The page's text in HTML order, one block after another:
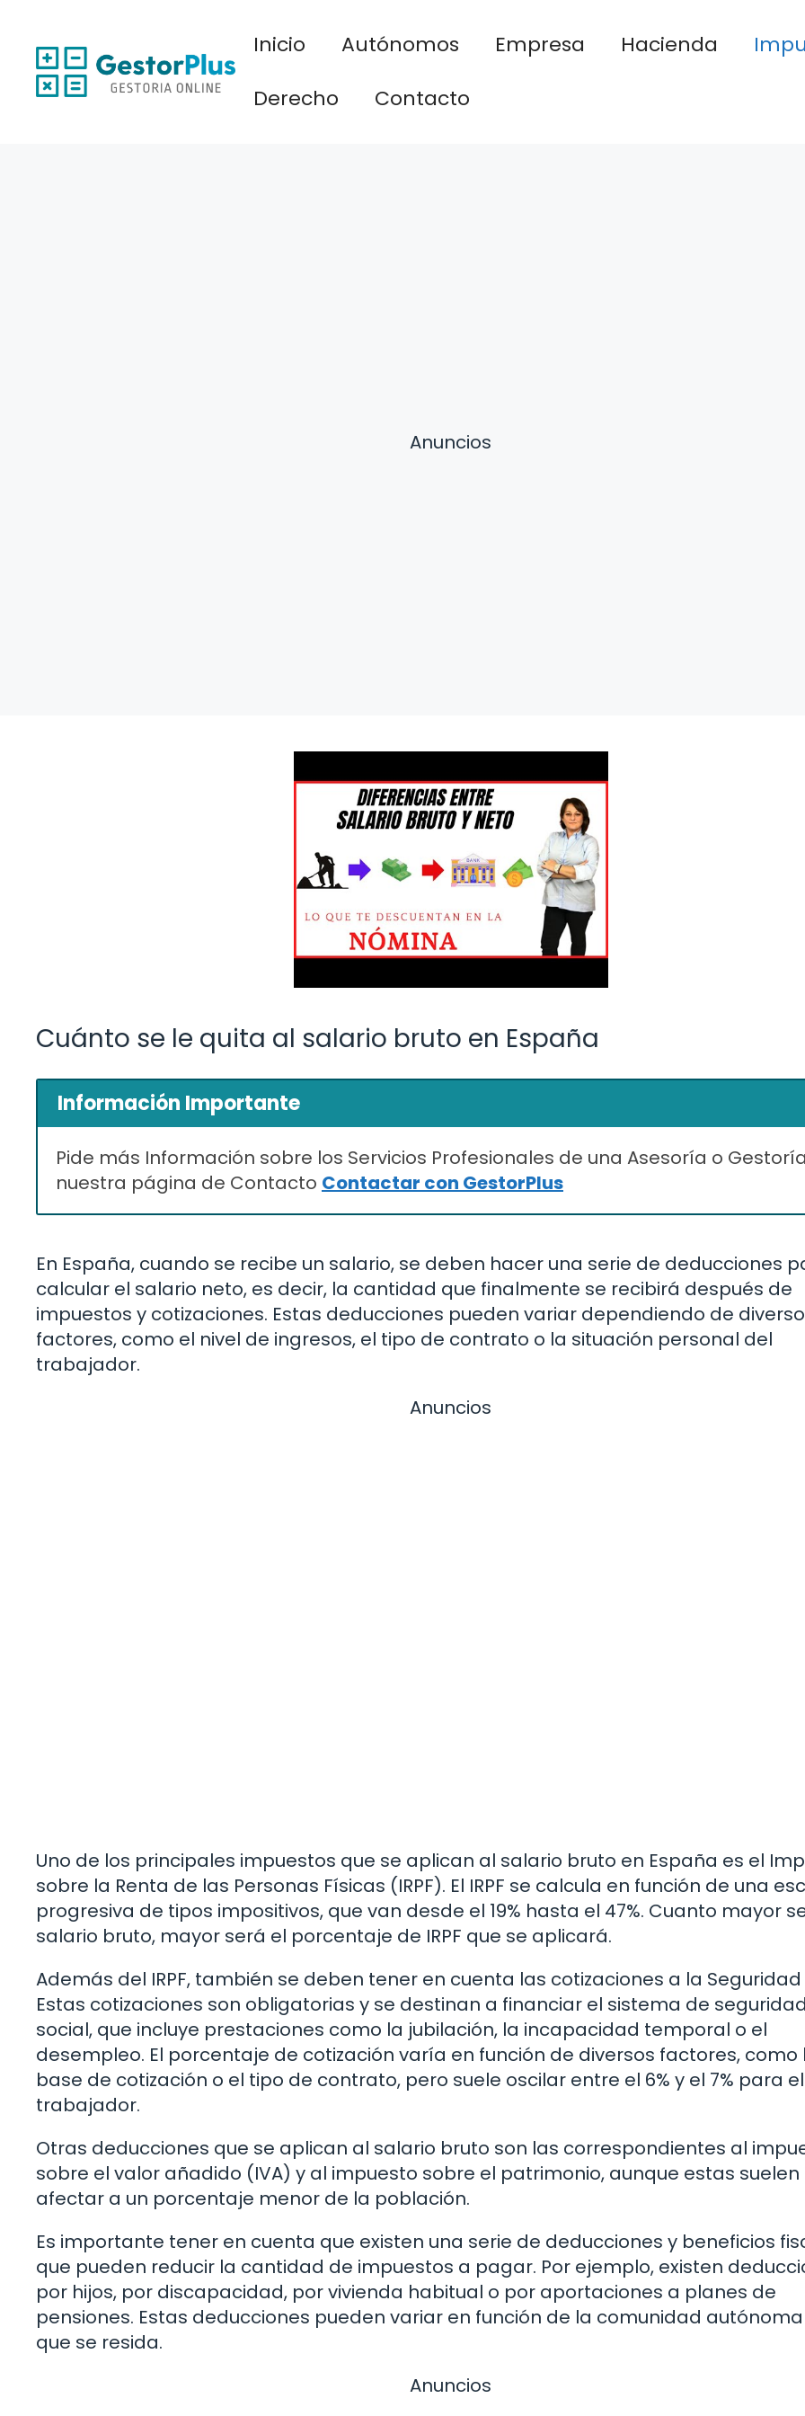
contenido
Inicio Autónomos Empresa Hacienda
Derecho
Contacto
Anuncios
Cuánto se le quita al salario bruto en España
Información Importante
Pide más Información sobre los Servicios Profesionales de una Asesoría o
nuestra página de Contacto Contactar con GestorPlus
En España, cuando se recibe un salario, se deben hacer una serie de deducciones
calcular el salario neto, es decir, la cantidad que finalmente se recibirá después de
impuestos y cotizaciones. Estas deducciones pueden variar dependiendo de
factores, como el nivel de ingresos, el tipo de contrato o la situación personal del
trabajador.
Anuncios
Uno de los principales impuestos que se aplican al salario bruto en España es el
sobre la Renta de las Personas Físicas (IRPF). El IRPF se calcula en función de una
progresiva de tipos impositivos, que van desde el 19% hasta el 47%. Cuanto mayor
salario bruto, mayor será el porcentaje de IRPF que se aplicará.
Además del IRPF, también se deben tener en cuenta las cotizaciones a la Seguridad
Estas cotizaciones son obligatorias y se destinan a financiar el sistema de seguridad
social, que incluye prestaciones como la jubilación, la incapacidad temporal o el
desempleo. El porcentaje de cotización varía en función de diversos factores, como
base de cotización o el tipo de contrato, pero suele oscilar entre el 6% y el 7% para el
trabajador.
Otras deducciones que se aplican al salario bruto son las correspondientes al
sobre el valor añadido (IVA) y al impuesto sobre el patrimonio, aunque estas suelen
afectar a un porcentaje menor de la población.
Es importante tener en cuenta que existen una serie de deducciones y beneficios
que pueden reducir la cantidad de impuestos a pagar. Por ejemplo, existen
por hijos, por discapacidad, por vivienda habitual o por aportaciones a planes de
pensiones. Estas deducciones pueden variar en función de la comunidad
que se resida.
Anuncios